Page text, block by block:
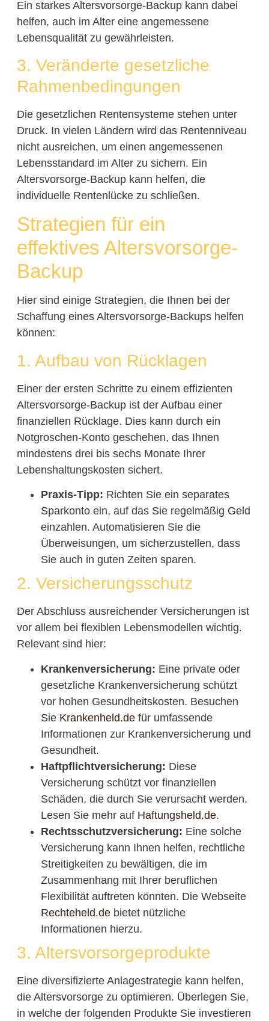
Ein starkes Altersvorsorge-Backup kann dabei
helfen, auch im Alter eine angemessene
Lebensqualität zu gewährleisten.
3. Veränderte gesetzliche
Rahmenbedingungen
Die gesetzlichen Rentensysteme stehen unter
Druck. In vielen Ländern wird das Rentenniveau
nicht ausreichen, um einen angemessenen
Lebensstandard im Alter zu sichern. Ein
Altersvorsorge-Backup kann helfen, die
individuelle Rentenlücke zu schließen.
Strategien für ein
effektives Altersvorsorge-
Backup
Hier sind einige Strategien, die Ihnen bei der
Schaffung eines Altersvorsorge-Backups helfen
können:
1. Aufbau von Rücklagen
Einer der ersten Schritte zu einem effizienten
Altersvorsorge-Backup ist der Aufbau einer
finanziellen Rücklage. Dies kann durch ein
Notgroschen-Konto geschehen, das Ihnen
mindestens drei bis sechs Monate Ihrer
Lebenshaltungskosten sichert.
Praxis-Tipp: Richten Sie ein separates
Sparkonto ein, auf das Sie regelmäßig Geld
einzahlen. Automatisieren Sie die
Überweisungen, um sicherzustellen, dass
Sie auch in guten Zeiten sparen.
2. Versicherungsschutz
Der Abschluss ausreichender Versicherungen ist
vor allem bei flexiblen Lebensmodellen wichtig.
Relevant sind hier:
Krankenversicherung: Eine private oder
gesetzliche Krankenversicherung schützt
vor hohen Gesundheitskosten. Besuchen
Sie Krankenheld.defür umfassende
Informationen zur Krankenversicherung und
Gesundheit.
Haftpflichtversicherung: Diese
Versicherung schützt vor finanziellen
Schäden, die durch Sie verursacht werden.
Lesen Sie mehr auf Haftungsheld.de.
Rechtsschutzversicherung: Eine solche
Versicherung kann Ihnen helfen, rechtliche
Streitigkeiten zu bewältigen, die im
Zusammenhang mit Ihrer beruflichen
Flexibilität auftreten könnten. Die Webseite
Rechteheld.debietet nützliche
Informationen hierzu.
3. Altersvorsorgeprodukte
Eine diversifizierte Anlagestrategie kann helfen,
die Altersvorsorge zu optimieren. Überlegen Sie,
in welche der folgenden Produkte Sie investieren